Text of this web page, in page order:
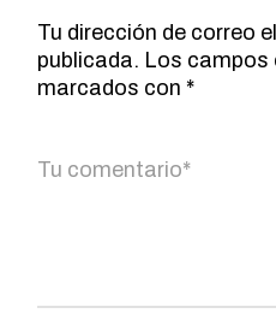
Tu dirección de correo
publicada. Los
marcados con *